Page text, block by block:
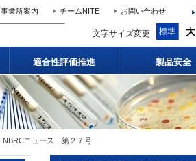
事業所案内 チームNITE お問い合わせ
文字サイズ変更 標準 大
適合性評価推進 製品安全
NBRCニュース 第２７号